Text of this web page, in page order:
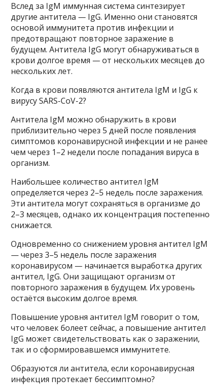
Вслед за IgM иммунная система синтезирует
другие антитела — IgG. Именно они становятся
основой иммунитета против инфекции и
предотвращают повторное заражение в
будущем. Антитела IgG могут обнаруживаться в
крови долгое время — от нескольких месяцев до
нескольких лет.
Когда в крови появляются антитела IgM и IgG к
вирусу SARS-CoV-2?
Антитела IgM можно обнаружить в крови
приблизительно через 5 дней после появления
симптомов коронавирусной инфекции и не ранее
чем через 1–2 недели после попадания вируса в
организм.
Наибольшее количество антител IgM
определяется через 2–5 недель после заражения.
Эти антитела могут сохраняться в организме до
2–3 месяцев, однако их концентрация постепенно
снижается.
Одновременно со снижением уровня антител IgM
— через 3–5 недель после заражения
коронавирусом — начинается выработка других
антител, IgG. Они защищают организм от
повторного заражения в будущем. Их уровень
остаётся высоким долгое время.
Повышение уровня антител IgM говорит о том,
что человек болеет сейчас, а повышение антител
IgG может свидетельствовать как о заражении,
так и о сформировавшемся иммунитете.
Образуются ли антитела, если коронавирусная
инфекция протекает бессимптомно?